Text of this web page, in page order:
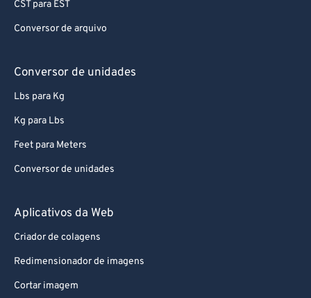
CST para EST
Conversor de arquivo
Conversor de unidades
Lbs para Kg
Kg para Lbs
Feet para Meters
Conversor de unidades
Aplicativos da Web
Criador de colagens
Redimensionador de imagens
Cortar imagem